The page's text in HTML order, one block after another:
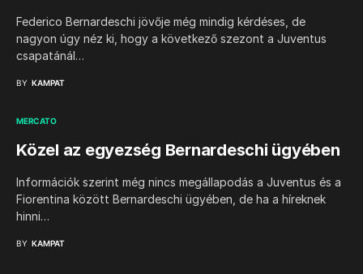
Federico Bernardeschi jövője még mindig kérdéses, de
nagyon úgy néz ki, hogy a következő szezont a Juventus
csapatánál…
BY KAMPAT
MERCATO
Közel az egyezség Bernardeschi ügyében
Információk szerint még nincs megállapodás a Juventus és a
Fiorentina között Bernardeschi ügyében, de ha a híreknek
hinni…
BY KAMPAT